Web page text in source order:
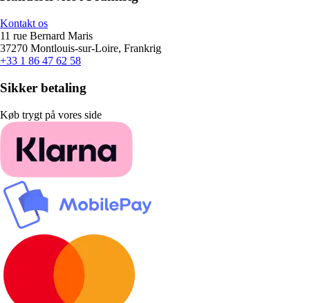
Kontakt os
11 rue Bernard Maris
37270 Montlouis-sur-Loire, Frankrig
+33 1 86 47 62 58
Sikker betaling
Køb trygt på vores side